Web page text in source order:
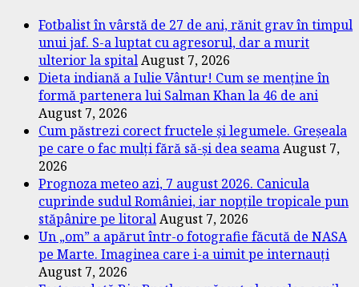
Fotbalist în vârstă de 27 de ani, rănit grav în timpul
unui jaf. S-a luptat cu agresorul, dar a murit
ulterior la spitalAugust 7, 2026
Dieta indiană a Iulie Vântur! Cum se menține în
formă partenera lui Salman Khan la 46 de ani
August 7, 2026
Cum păstrezi corect fructele și legumele. Greșeala
pe care o fac mulți fără să-și dea seamaAugust 7,
2026
Prognoza meteo azi, 7 august 2026. Canicula
cuprinde sudul României, iar nopțile tropicale pun
stăpânire pe litoralAugust 7, 2026
Un „om” a apărut într-o fotografie făcută de NASA
pe Marte. Imaginea care i-a uimit pe internauți
August 7, 2026